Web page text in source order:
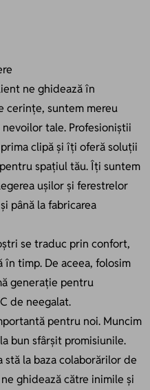
ne ghidează în
cerințe, suntem mereu
tale. Profesioniștii
clipă și îți oferă soluții
spațiul tău. Îți suntem
ușilor și ferestrelor
până la fabricarea
se traduc prin confort,
timp. De aceea, folosim
generație pentru
de neegalat.
pentru noi. Muncim
bun sfârșit promisiunile.
la baza colaborărilor de
ghidează către inimile și